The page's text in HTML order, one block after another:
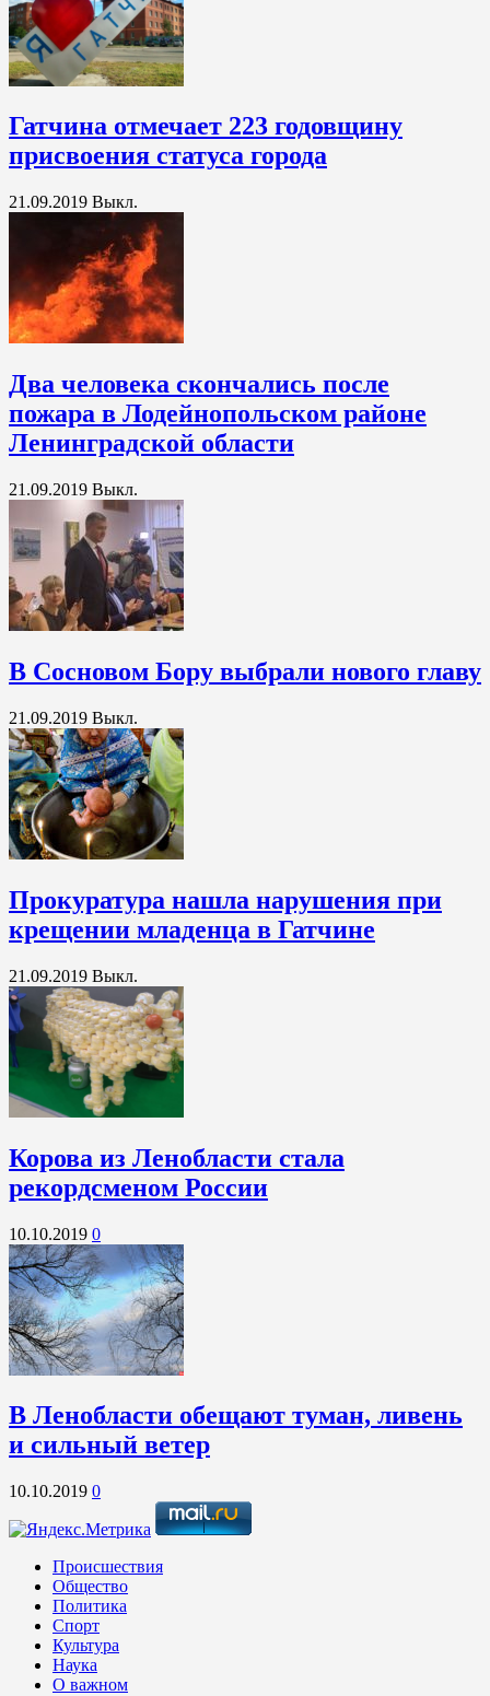
Гатчина отмечает 223 годовщину
присвоения статуса города
21.09.2019 Выкл.
Два человека скончались после
пожара в Лодейнопольском районе
Ленинградской области
21.09.2019 Выкл.
В Сосновом Бору выбрали нового главу
21.09.2019 Выкл.
Прокуратура нашла нарушения при
крещении младенца в Гатчине
21.09.2019 Выкл.
Корова из Ленобласти стала
рекордсменом России
10.10.2019 0
В Ленобласти обещают туман, ливень
и сильный ветер
10.10.2019 0
Происшествия
Общество
Политика
Спорт
Культура
Наука
О важном